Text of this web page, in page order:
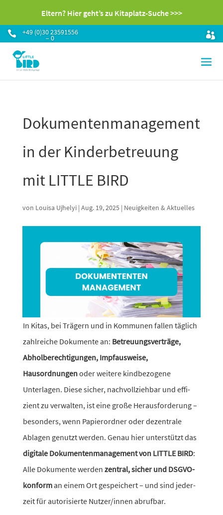
Eltern? Hier geht’s zu Kitaplatz-Suche >>>
 +49 (0)30 23591556
– 0
Dokumentenmanagement
in der Kinderbetreuung
mit LITTLE BIRD
von Louisa Ujhelyi| Aug. 19, 2025| Neuigkeiten & Aktuelles
In Kitas, bei Trägern und in Kommunen fallen täglich
zahl­reiche Dokumente an: Betreuungsverträge,
Abholberechtigungen, Impfausweise,
Hausordnungenoder weitere kind­be­zo­gene
Unterlagen. Diese sicher, nach­voll­ziehbar und effi­
zient zu verwalten, ist eine große Herausforderung –
beson­ders, wenn Papierordner oder dezen­trale
Ablagen genutzt werden. Genau hier unter­stützt das
digi­tale Dokumentenmanagement von LITTLE BIRD:
Alle Dokumente werden zentral, sicher und DSGVO-
konforman einem Ort gespei­chert – und sind jeder­
zeit für auto­ri­sierte Nutzer/innen abrufbar.